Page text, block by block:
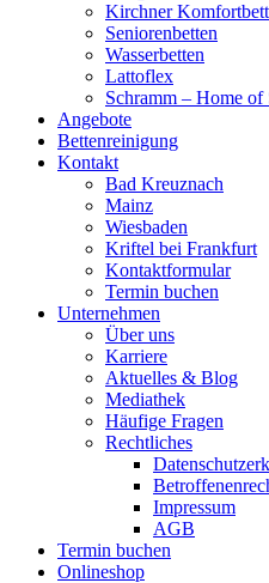
Kirchner
Seniorenbetten
Wasserbetten
Lattoflex
Schramm – Home of
Angebote
Bettenreinigung
Kontakt
Bad Kreuznach
Mainz
Wiesbaden
Kriftel bei Frankfurt
Kontaktformular
Termin buchen
Unternehmen
Über uns
Karriere
Aktuelles & Blog
Mediathek
Häufige Fragen
Rechtliches
Impressum
AGB
Termin buchen
Onlineshop